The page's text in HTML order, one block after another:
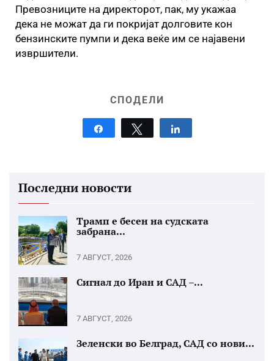
Превозниците на директорот, пак, му укажаа
дека не можат да ги покријат долговите кон
бензинските пумпи и дека веќе им се најавени
извршители.
СПОДЕЛИ
Tweet
Последни новости
Трамп е бесен на судската
забрана...
7 АВГУСТ, 2026
Сигнал до Иран и САД –...
7 АВГУСТ, 2026
Зеленски во Белград, САД со нови...